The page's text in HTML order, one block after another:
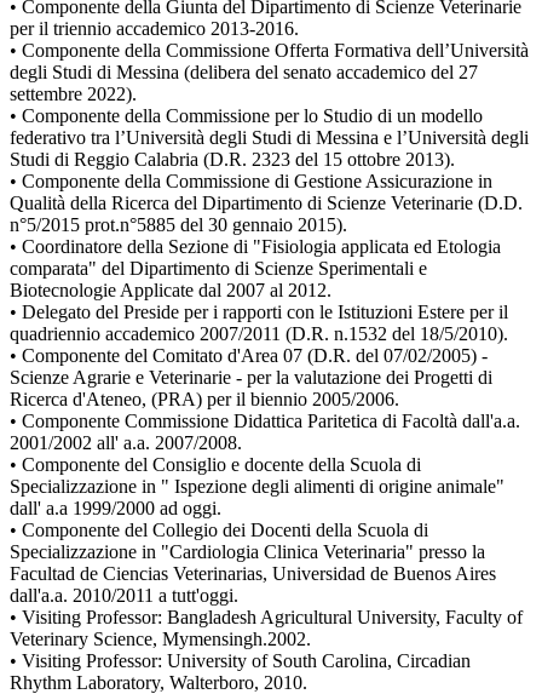
• Componente della Giunta del Dipartimento di Scienze Veterinarie
per il triennio accademico 2013-2016.
• Componente della Commissione Offerta Formativa dell’Università
degli Studi di Messina (delibera del senato accademico del 27
settembre 2022).
• Componente della Commissione per lo Studio di un modello
federativo tra l’Università degli Studi di Messina e l’Università degli
Studi di Reggio Calabria (D.R. 2323 del 15 ottobre 2013).
• Componente della Commissione di Gestione Assicurazione in
Qualità della Ricerca del Dipartimento di Scienze Veterinarie (D.D.
n°5/2015 prot.n°5885 del 30 gennaio 2015).
• Coordinatore della Sezione di "Fisiologia applicata ed Etologia
comparata" del Dipartimento di Scienze Sperimentali e
Biotecnologie Applicate dal 2007 al 2012.
• Delegato del Preside per i rapporti con le Istituzioni Estere per il
quadriennio accademico 2007/2011 (D.R. n.1532 del 18/5/2010).
• Componente del Comitato d'Area 07 (D.R. del 07/02/2005) -
Scienze Agrarie e Veterinarie - per la valutazione dei Progetti di
Ricerca d'Ateneo, (PRA) per il biennio 2005/2006.
• Componente Commissione Didattica Paritetica di Facoltà dall'a.a.
2001/2002 all' a.a. 2007/2008.
• Componente del Consiglio e docente della Scuola di
Specializzazione in " Ispezione degli alimenti di origine animale"
dall' a.a 1999/2000 ad oggi.
• Componente del Collegio dei Docenti della Scuola di
Specializzazione in "Cardiologia Clinica Veterinaria" presso la
Facultad de Ciencias Veterinarias, Universidad de Buenos Aires
dall'a.a. 2010/2011 a tutt'oggi.
• Visiting Professor: Bangladesh Agricultural University, Faculty of
Veterinary Science, Mymensingh.2002.
• Visiting Professor: University of South Carolina, Circadian
Rhythm Laboratory, Walterboro, 2010.